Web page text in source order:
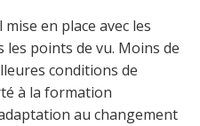
en place avec les
points de vu. Moins de
conditions de
à la formation
au changement